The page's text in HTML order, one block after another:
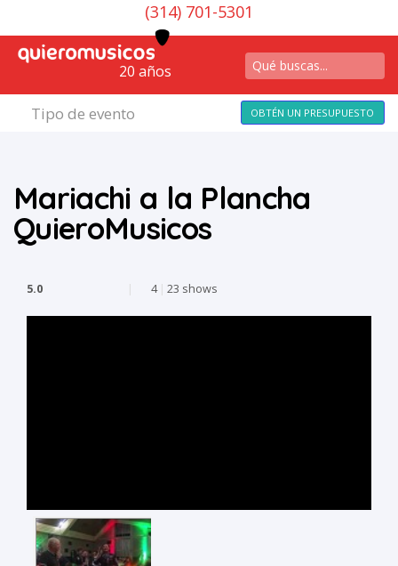
(314) 701-5301
20 años
Tipo de evento OBTÉN UN PRESUPUESTO
Mariachi a la Plancha
QuieroMusicos
5.0 | 4 | 23 shows